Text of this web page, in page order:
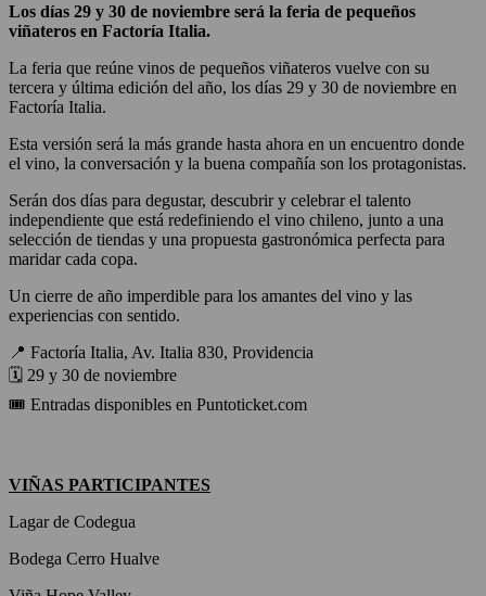
Los días 29 y 30 de noviembre será la feria de pequeños
viñateros en Factoría Italia.
La feria que reúne vinos de pequeños viñateros vuelve con su
tercera y última edición del año, los días 29 y 30 de noviembre en
Factoría Italia.
Esta versión será la más grande hasta ahora en un encuentro donde
el vino, la conversación y la buena compañía son los protagonistas.
Serán dos días para degustar, descubrir y celebrar el talento
independiente que está redefiniendo el vino chileno, junto a una
selección de tiendas y una propuesta gastronómica perfecta para
maridar cada copa.
Un cierre de año imperdible para los amantes del vino y las
experiencias con sentido.
📍 Factoría Italia, Av. Italia 830, Providencia
🗓️ 29 y 30 de noviembre
🎟️ Entradas disponibles en Puntoticket.com
VIÑAS PARTICIPANTES
Lagar de Codegua
Bodega Cerro Hualve